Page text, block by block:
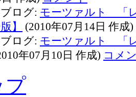
ログ: モーツァルト 「
】
(2010年07月14日 作成)
ログ: モーツァルト 「
年07月10日 作成) コメ
プ